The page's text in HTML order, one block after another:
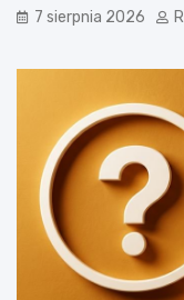
7 sierpnia 2026